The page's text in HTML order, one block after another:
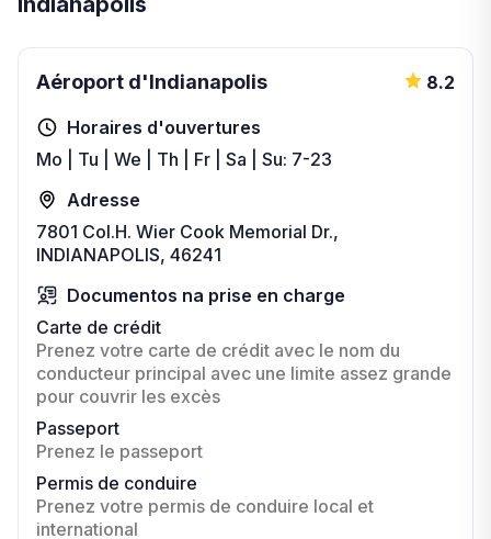
Aéroport d'Indianapolis 8.2
Horaires d'ouvertures
Mo | Tu | We | Th | Fr | Sa | Su: 7-23
Adresse
7801 Col.H. Wier Cook Memorial Dr.,
INDIANAPOLIS, 46241
Documentos na prise en charge
Carte de crédit
Prenez votre carte de crédit avec le nom du
conducteur principal avec une limite assez grande
pour couvrir les excès
Passeport
Prenez le passeport
Permis de conduire
Prenez votre permis de conduire local et
international